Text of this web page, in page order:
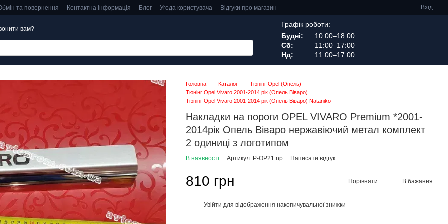
та повернення Контактна інформація Блог Угода користувача Відгуки про магазин Вхід
вам?
Графік роботи:
Будні:
10:00–18:00
Сб:
11:00–17:00
Нд:
11:00–17:00
Головна Каталог
Тюнінг Opel (Опель)
Тюнінг Opel Vivaro 2001-2014 рік (Опель Віваро)
Тюнінг Opel Vivaro 2001-2014 рік (Опель Віваро) Nataniko
Накладки на пороги OPEL VIVARO Premium *2001-
2014рік Опель Віваро нержавіючий метал комплект
2 одиниці з логотипом
В наявності Артикул: P-OP21 np Написати відгук
810 грн Порівняти В бажання
Увійти для відображення накопичувальної знижки